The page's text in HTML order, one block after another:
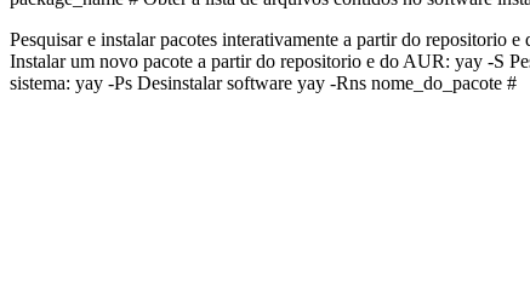
Pesquisar e instalar pacotes interativamente a partir do repositorio
Instalar um novo pacote a partir do repositorio e do AUR: yay -S
sistema: yay -Ps Desinstalar software yay -Rns nome_do_pacote #